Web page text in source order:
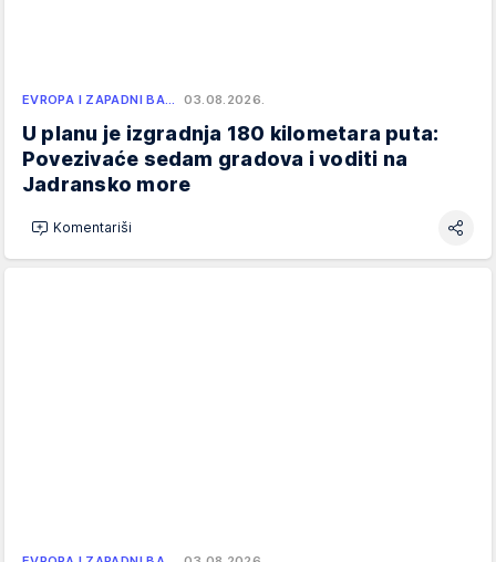
EVROPA I ZAPADNI BA… 03.08.2026.
U planu je izgradnja 180 kilometara puta:
Povezivaće sedam gradova i voditi na
Jadransko more
Komentariši